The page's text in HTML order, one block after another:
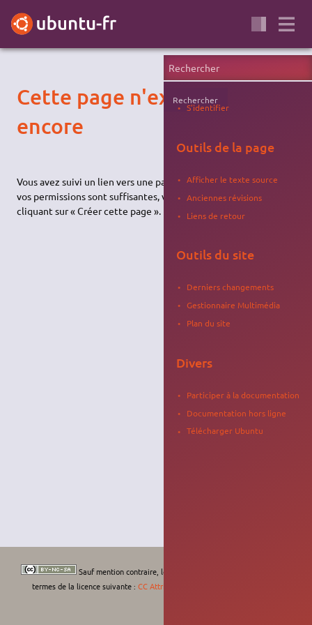
Cette page n'existe pas
encore
Vous avez suivi un lien vers une page qui n'existe pas encore. Si
vos permissions sont suffisantes, vous pouvez la créer en
cliquant sur « Créer cette page ».
Sauf mention contraire, le contenu de ce wiki est placé sous les
termes de la licence suivante : CC Attribution-Noncommercial-Share Alike 4.0
Rechercher
S'identifier
Outils de la page
Afficher le texte source
Anciennes révisions
Liens de retour
Outils du site
Derniers changements
Gestionnaire Multimédia
Plan du site
Divers
Participer à la documentation
Documentation hors ligne
Télécharger Ubuntu